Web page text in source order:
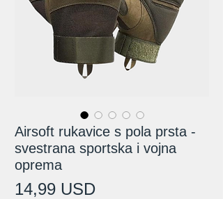
Airsoft rukavice s pola prsta -
svestrana sportska i vojna
oprema
14,99 USDCijena